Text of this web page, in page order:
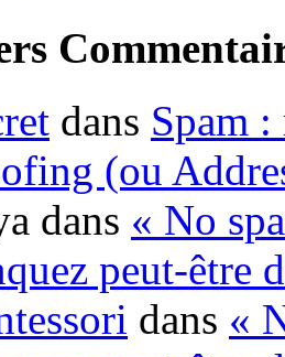
dans Spam :
(ou
dans « No
peut-être
dans «